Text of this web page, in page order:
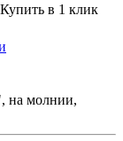
Купить в 1 клик
на молнии,